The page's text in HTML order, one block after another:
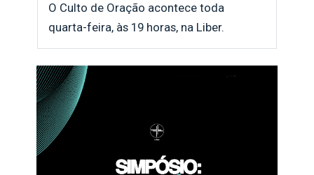
O Culto de Oração acontece toda
quarta-feira, às 19 horas, na Liber.